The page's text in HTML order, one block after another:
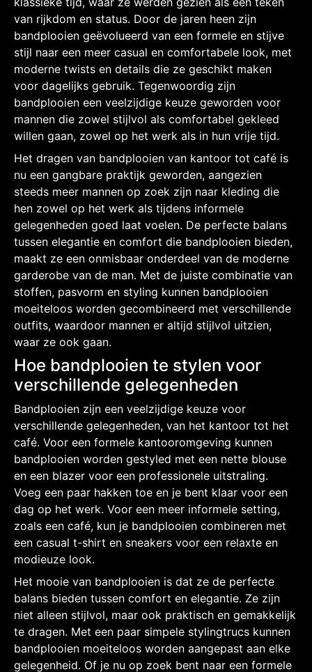
van rijkdom en status. Door de jaren heen zijn
bandplooien geëvolueerd van een formele en stijve
stijl naar een meer casual en comfortabele look, met
moderne twists en details die ze geschikt maken
voor dagelijks gebruik. Tegenwoordig zijn
bandplooien een veelzijdige keuze geworden voor
mannen die zowel stijlvol als comfortabel gekleed
willen gaan, zowel op het werk als in hun vrije tijd.
Het dragen van bandplooien van kantoor tot café is
nu een gangbare praktijk geworden, aangezien
steeds meer mannen op zoek zijn naar kleding die
hen zowel op het werk als tijdens informele
gelegenheden goed laat voelen. De perfecte balans
tussen elegantie en comfort die bandplooien bieden,
maakt ze een onmisbaar onderdeel van de moderne
garderobe van de man. Met de juiste combinatie van
stoffen, pasvorm en styling kunnen bandplooien
moeiteloos worden gecombineerd met verschillende
outfits, waardoor mannen er altijd stijlvol uitzien,
waar ze ook gaan.
Hoe bandplooien te stylen voor
verschillende gelegenheden
Bandplooien zijn een veelzijdige keuze voor
verschillende gelegenheden, van het kantoor tot het
café. Voor een formele kantooromgeving kunnen
bandplooien worden gestyled met een nette blouse
en een blazer voor een professionele uitstraling.
Voeg een paar hakken toe en je bent klaar voor een
dag op het werk. Voor een meer informele setting,
zoals een café, kun je bandplooien combineren met
een casual t-shirt en sneakers voor een relaxte en
modieuze look.
Het mooie van bandplooien is dat ze de perfecte
balans bieden tussen comfort en elegantie. Ze zijn
niet alleen stijlvol, maar ook praktisch en gemakkelijk
te dragen. Met een paar simpele stylingtrucs kunnen
bandplooien moeiteloos worden aangepast aan elke
gelegenheid. Of je nu op zoek bent naar een formele